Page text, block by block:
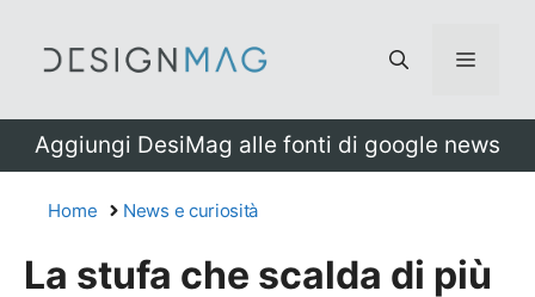
Menu
Aggiungi DesiMag alle fonti di google news
Home News e curiosità
La stufa che scalda di più